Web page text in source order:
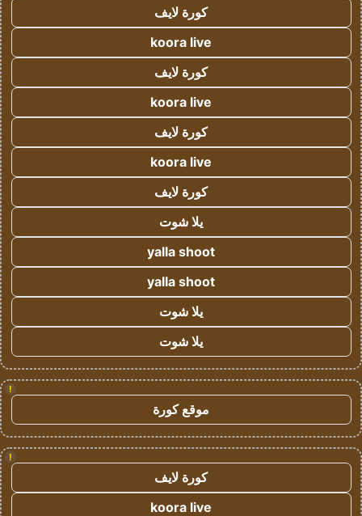
كورة لايف
koora live
كورة لايف
koora live
كورة لايف
koora live
كورة لايف
يلا شوت
yalla shoot
yalla shoot
يلا شوت
يلا شوت
!
موقع كورة
!
كورة لايف
koora live